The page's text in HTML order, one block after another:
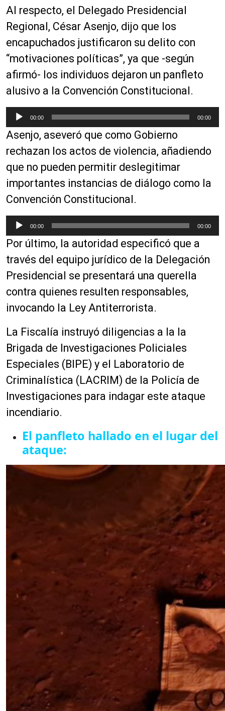
Al respecto, el Delegado Presidencial
Regional, César Asenjo, dijo que los
encapuchados justificaron su delito con
“motivaciones políticas”, ya que -según
afirmó- los individuos dejaron un panfleto
alusivo a la Convención Constitucional.
e
p
r
d
u
c
r
d
e
a
u
d
i
00:00 00:00
Asenjo, aseveró que como Gobierno
rechazan los actos de violencia, añadiendo
que no pueden permitir deslegitimar
importantes instancias de diálogo como la
Convención Constitucional.
e
p
r
o
d
u
c
o
r
d
e
a
u
d
i
00:00 00:00
Por último, la autoridad especificó que a
través del equipo jurídico de la Delegación
Presidencial se presentará una querella
contra quienes resulten responsables,
invocando la Ley Antiterrorista.
La Fiscalía instruyó diligencias a la la
Brigada de Investigaciones Policiales
Especiales (BIPE) y el Laboratorio de
Criminalística (LACRIM) de la Policía de
Investigaciones para indagar este ataque
incendiario.
El panfleto hallado en el lugar del
ataque: